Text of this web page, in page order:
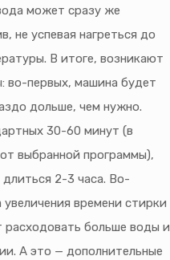
может сразу же
не успевая нагреться до
В итоге, возникают
во-первых, машина будет
дольше, чем нужно.
30-60 минут (в
выбранной программы),
2-3 часа. Во-
времени стирки
расходовать больше воды и
А это — дополнительные